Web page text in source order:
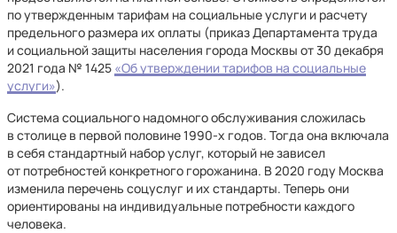
по утвержденным тарифам на социальные услуги и расчету
предельного размера их оплаты (приказ Департамента труда
и социальной защиты населения города Москвы от 30 декабря
2021 года № 1425 «Об утверждении тарифов на социальные
услуги»).
Система социального надомного обслуживания сложилась
в столице в первой половине 1990-х годов. Тогда она включала
в себя стандартный набор услуг, который не зависел
от потребностей конкретного горожанина. В2020 году Москва
изменила перечень соцуслуг и их стандарты. Теперь они
ориентированы на индивидуальные потребности каждого
человека.